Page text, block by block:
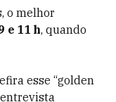
o melhor
e 11 h, quando
esse “golden